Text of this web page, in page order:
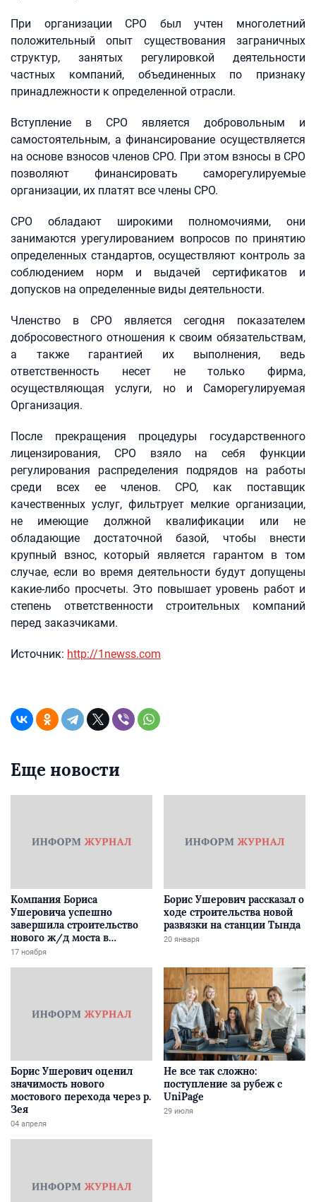
При организации СРО был учтен многолетний
положительный опыт существования заграничных
структур, занятых регулировкой деятельности
частных компаний, объединенных по признаку
принадлежности к определенной отрасли.
Вступление в СРО является добровольным и
самостоятельным, а финансирование осуществляется
на основе взносов членов СРО. При этом взносы в СРО
позволяют финансировать саморегулируемые
организации, их платят все члены СРО.
СРО обладают широкими полномочиями, они
занимаются урегулированием вопросов по принятию
определенных стандартов, осуществляют контроль за
соблюдением норм и выдачей сертификатов и
допусков на определенные виды деятельности.
Членство в СРО является сегодня показателем
добросовестного отношения к своим обязательствам,
а также гарантией их выполнения, ведь
ответственность несет не только фирма,
осуществляющая услуги, но и Саморегулируемая
Организация.
После прекращения процедуры государственного
лицензирования, СРО взяло на себя функции
регулирования распределения подрядов на работы
среди всех ее членов. СРО, как поставщик
качественных услуг, фильтрует мелкие организации,
не имеющие должной квалификации или не
обладающие достаточной базой, чтобы внести
крупный взнос, который является гарантом в том
случае, если во время деятельности будут допущены
какие-либо просчеты. Это повышает уровень работ и
степень ответственности строительных компаний
перед заказчиками.
Источник: http://1newss.com
Еще новости
Компания Бориса
Ушеровича успешно
завершила строительство
нового ж/д моста в
Забайкалье
17 ноября
Борис Ушерович рассказал о
ходе строительства новой
развязки на станции Тында
20 января
Борис Ушерович оценил
значимость нового
мостового перехода через р.
Зея
04 апреля
Не все так сложно:
поступление за рубеж с
UniPage
29 июля